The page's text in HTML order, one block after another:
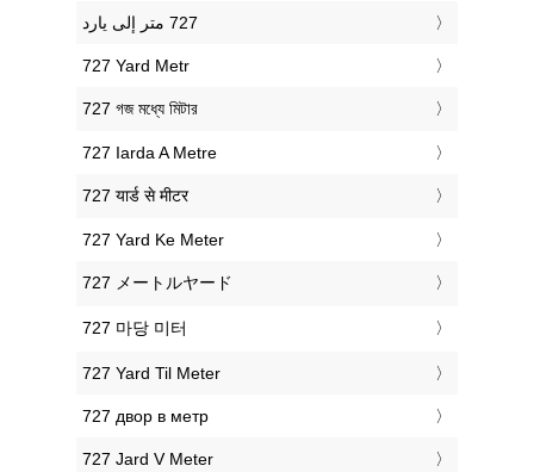
‎727 Yard Metr
‎727 গজ মধ্যে মিটার
‎727 Iarda A Metre
‎727 यार्ड से मीटर
‎727 Yard Ke Meter
‎727 メートルヤード
‎727 마당 미터
‎727 Yard Til Meter
‎727 двор в метр
‎727 Jard V Meter